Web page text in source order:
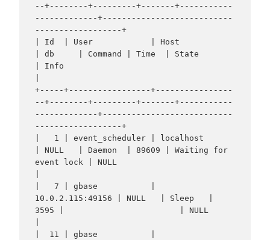
--+--------+---------+-------+-----------
-------------+---------------------------
------------------+
| Id  | User            | Host
| db     | Command | Time  | State
| Info
+-----+-----------------+----------------
--+--------+---------+-------+-----------
-------------+---------------------------
------------------+
|   1 | event_scheduler | localhost
| NULL   | Daemon  | 89609 | Waiting for
event lock | NULL
|   7 | gbase           |
10.0.2.115:49156 | NULL   | Sleep   |
3595 |                        | NULL
|  11 | gbase           |